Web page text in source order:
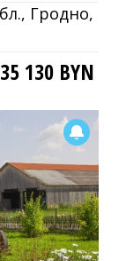
Гродно,
130 BYN